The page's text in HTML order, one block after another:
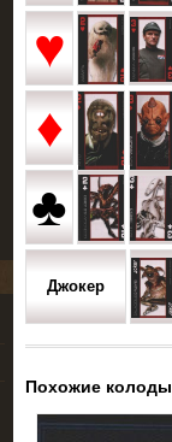
♥
♦
♣
Джокер
Похожие колоды